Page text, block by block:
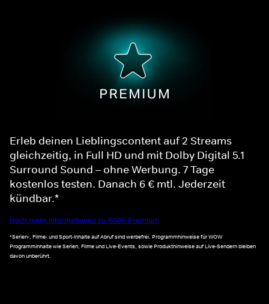
Erleb deinen Lieblingscontent auf 2 Streams
gleichzeitig, in Full HD und mit Dolby Digital 5.1
Surround Sound – ohne Werbung. 7 Tage
kostenlos testen. Danach 6 € mtl. Jederzeit
kündbar.*
Noch mehr Informationen zu WOW Premium
*Serien-, Filme- und Sport-Inhalte auf Abruf sind werbefrei. Programmhinweise für WOW
Programminhalte wie Serien, Filme und Live-Events, sowie Produkthinweise auf Live-Sendern bleiben
davon unberührt.